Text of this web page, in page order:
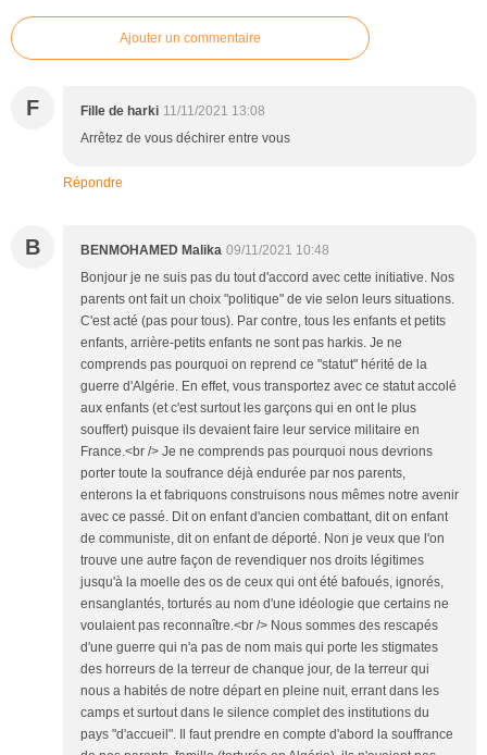
Ajouter un commentaire
F Fille de harki 11/11/2021 13:08
Arrêtez de vous déchirer entre vous
Répondre
B BENMOHAMED Malika 09/11/2021 10:48
Bonjour je ne suis pas du tout d'accord avec cette initiative. Nos
parents ont fait un choix "politique" de vie selon leurs situations.
C'est acté (pas pour tous). Par contre, tous les enfants et petits
enfants, arrière-petits enfants ne sont pas harkis. Je ne
comprends pas pourquoi on reprend ce "statut" hérité de la
guerre d'Algérie. En effet, vous transportez avec ce statut accolé
aux enfants (et c'est surtout les garçons qui en ont le plus
souffert) puisque ils devaient faire leur service militaire en
France.<br /> Je ne comprends pas pourquoi nous devrions
porter toute la soufrance déjà endurée par nos parents,
enterons la et fabriquons construisons nous mêmes notre avenir
avec ce passé. Dit on enfant d'ancien combattant, dit on enfant
de communiste, dit on enfant de déporté. Non je veux que l'on
trouve une autre façon de revendiquer nos droits légitimes
jusqu'à la moelle des os de ceux qui ont été bafoués, ignorés,
ensanglantés, torturés au nom d'une idéologie que certains ne
voulaient pas reconnaître.<br /> Nous sommes des rescapés
d'une guerre qui n'a pas de nom mais qui porte les stigmates
des horreurs de la terreur de chanque jour, de la terreur qui
nous a habités de notre départ en pleine nuit, errant dans les
camps et surtout dans le silence complet des institutions du
pays "d'accueil". Il faut prendre en compte d'abord la souffrance